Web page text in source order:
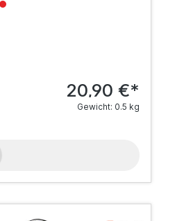
20,90 €*
Gewicht: 0.5 kg